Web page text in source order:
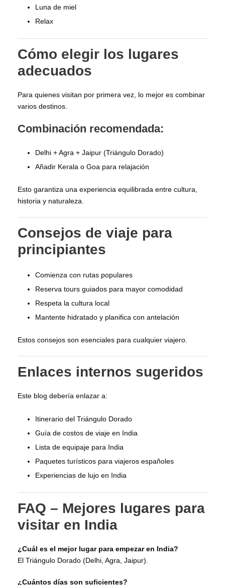
Luna de miel
Relax
Cómo elegir los lugares
adecuados
Para quienes visitan por primera vez, lo mejor es combinar
varios destinos.
Combinación recomendada:
Delhi + Agra + Jaipur (Triángulo Dorado)
Añadir Kerala o Goa para relajación
Esto garantiza una experiencia equilibrada entre cultura,
historia y naturaleza.
Consejos de viaje para
principiantes
Comienza con rutas populares
Reserva tours guiados para mayor comodidad
Respeta la cultura local
Mantente hidratado y planifica con antelación
Estos consejos son esenciales para cualquier viajero.
Enlaces internos sugeridos
Este blog debería enlazar a:
Itinerario del Triángulo Dorado
Guía de costos de viaje en India
Lista de equipaje para India
Paquetes turísticos para viajeros españoles
Experiencias de lujo en India
FAQ – Mejores lugares para
visitar en India
¿Cuál es el mejor lugar para empezar en India?
El Triángulo Dorado (Delhi, Agra, Jaipur).
¿Cuántos días son suficientes?